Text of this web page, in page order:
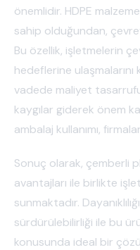
önemlidir. HDPE
sahip olduğundan,
Bu özellik, işletmelerin
hedeflerine
vadede maliyet
kaygılar giderek önem
ambalaj kullanımı,
Sonuç olarak, çemberli
avantajları ile birlikte
sunmaktadır.
sürdürülebilirliği ile bu
konusunda ideal bir